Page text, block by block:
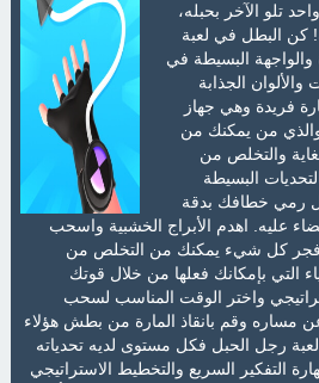
تلو الآخر بحبله،
كن البطل في لعبة
والواجهة البسيطة في
الجذابة
فريدة وهي جهاز
من يمكنك من
والتخلص من
البسيطة
رمي خطافك بدقة
عليه. اهدم الأبراج الخشبية واسحب
وفجر كل شيء يمكنك من التخلص من
التي بإمكانك فعلها من خلال قوتك
واختر الوقت المناسب لسحب
مساره وقم بانقاذ المارة من بطش هؤلاء
لعبة رجل الحبل فكل مستوى لديه تحدياته
التفكير السريع والتخطيط الاستراتيجي